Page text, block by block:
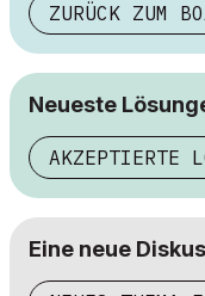
ZURÜCK ZUM
Neueste
AKZEPTIERTE
Eine neue